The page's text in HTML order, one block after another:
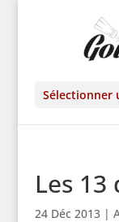
Sélectionner
Les 13
24 Déc 2013|